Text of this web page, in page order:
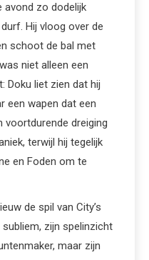
avond zo dodelijk
Hij vloog over de
schoot de bal met
niet alleen een
Doku liet zien dat hij
een wapen dat een
voortdurende dreiging
terwijl hij tegelijk
en Foden om te
de spil van City’s
zijn spelinzicht
maar zijn